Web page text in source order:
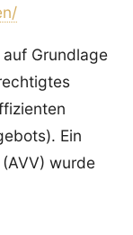
Grundlage
Ein
wurde